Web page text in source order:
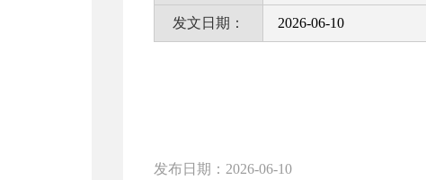
发文日期： 2026-06-10
发布日期：2026-06-10